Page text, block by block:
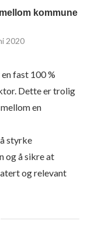
kommune
2020
fast 100 %
Dette er trolig
en
styrke
og å sikre at
og relevant